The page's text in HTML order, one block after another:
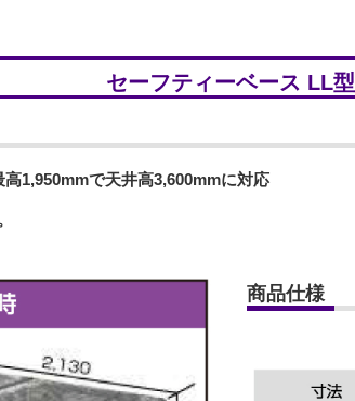
セーフティーベース LL型
1,950mmで天井高3,600mmに対応
商品仕様